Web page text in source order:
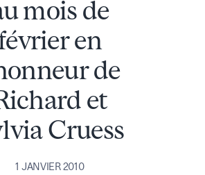
mois de
en
de
et
Cruess
1 JANVIER 2010